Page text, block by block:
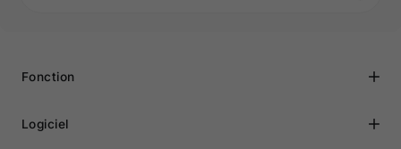
Fonction
Logiciel